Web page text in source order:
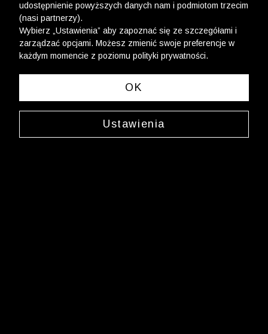
Newsletter
Zarejestruj się i bądź na bieżąco z nowościami
i okazjami na Wólczanka.pl i daj się zainspirować!
udostępnienie powyższych danych nam i podmiotom trzecim
(nasi partnerzy).
Wybierz „Ustawienia” aby zapoznać się ze szczegółami i
zarządzać opcjami. Możesz zmienić swoje preferencje w
każdym momencie z poziomu polityki prywatności.
OK
Ustawienia